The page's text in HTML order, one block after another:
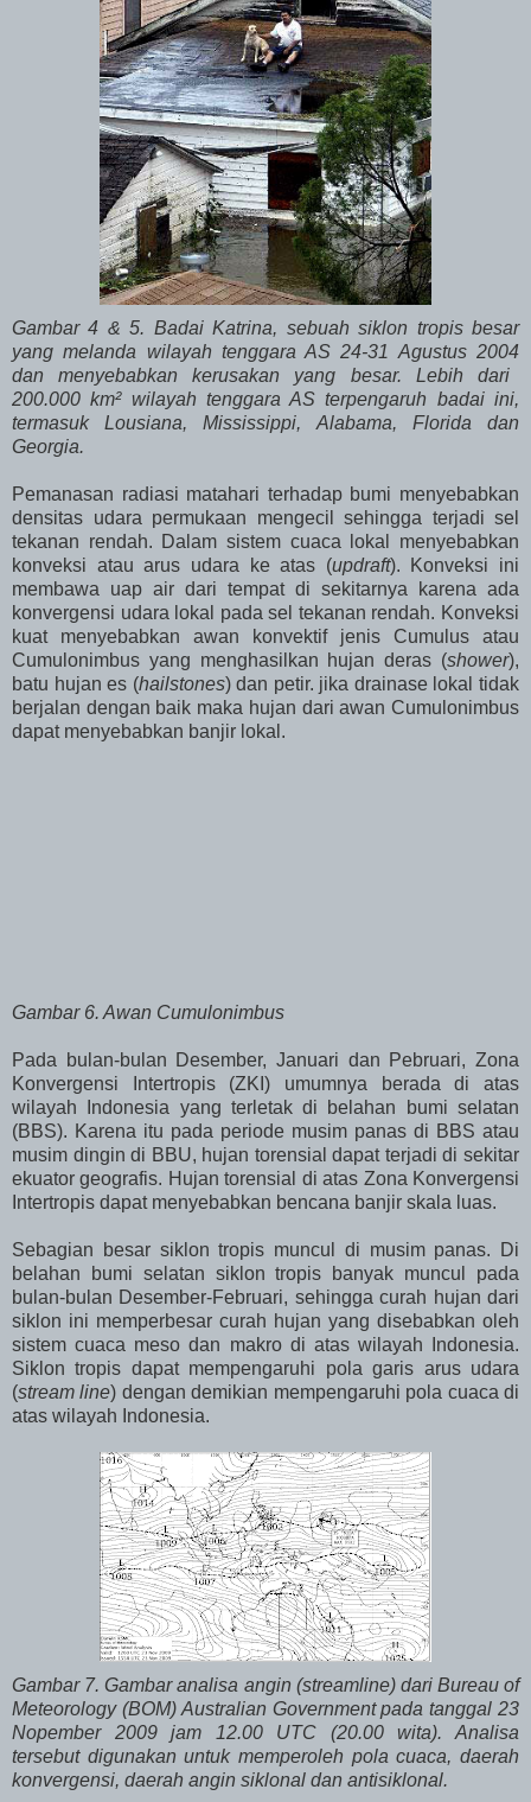
Gambar 4 & 5. Badai Katrina, sebuah siklon tropis besar
yang melanda wilayah tenggara AS 24-31 Agustus 2004
dan menyebabkan kerusakan yang besar. Lebih dari
200.000 km² wilayah tenggara AS terpengaruh badai ini,
termasuk Lousiana, Mississippi, Alabama, Florida dan
Georgia.
Pemanasan radiasi matahari terhadap bumi menyebabkan
densitas udara permukaan mengecil sehingga terjadi sel
tekanan rendah. Dalam sistem cuaca lokal menyebabkan
konveksi atau arus udara ke atas (updraft). Konveksi ini
membawa uap air dari tempat di sekitarnya karena ada
konvergensi udara lokal pada sel tekanan rendah. Konveksi
kuat menyebabkan awan konvektif jenis Cumulus atau
Cumulonimbus yang menghasilkan hujan deras (shower),
batu hujan es (hailstones) dan petir. jika drainase lokal tidak
berjalan dengan baik maka hujan dari awan Cumulonimbus
dapat menyebabkan banjir lokal.
Gambar 6. Awan Cumulonimbus
Pada bulan-bulan Desember, Januari dan Pebruari, Zona
Konvergensi Intertropis (ZKI) umumnya berada di atas
wilayah Indonesia yang terletak di belahan bumi selatan
(BBS). Karena itu pada periode musim panas di BBS atau
musim dingin di BBU, hujan torensial dapat terjadi di sekitar
ekuator geografis. Hujan torensial di atas Zona Konvergensi
Intertropis dapat menyebabkan bencana banjir skala luas.
Sebagian besar siklon tropis muncul di musim panas. Di
belahan bumi selatan siklon tropis banyak muncul pada
bulan-bulan Desember-Februari, sehingga curah hujan dari
siklon ini memperbesar curah hujan yang disebabkan oleh
sistem cuaca meso dan makro di atas wilayah Indonesia.
Siklon tropis dapat mempengaruhi pola garis arus udara
(stream line) dengan demikian mempengaruhi pola cuaca di
atas wilayah Indonesia.
Gambar 7. Gambar analisa angin (streamline) dari Bureau of
Meteorology (BOM) Australian Government pada tanggal 23
Nopember 2009 jam 12.00 UTC (20.00 wita). Analisa
tersebut digunakan untuk memperoleh pola cuaca, daerah
konvergensi, daerah angin siklonal dan antisiklonal.